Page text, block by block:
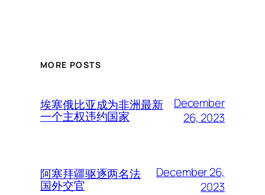
MORE POSTS
埃塞俄比亚成为非洲最新
一个主权违约国家
December
26, 2023
阿塞拜疆驱逐两名法
国外交官
December 26,
2023